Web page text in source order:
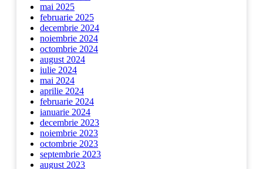
mai 2025
februarie 2025
decembrie 2024
noiembrie 2024
octombrie 2024
august 2024
iulie 2024
mai 2024
aprilie 2024
februarie 2024
ianuarie 2024
decembrie 2023
noiembrie 2023
octombrie 2023
septembrie 2023
august 2023